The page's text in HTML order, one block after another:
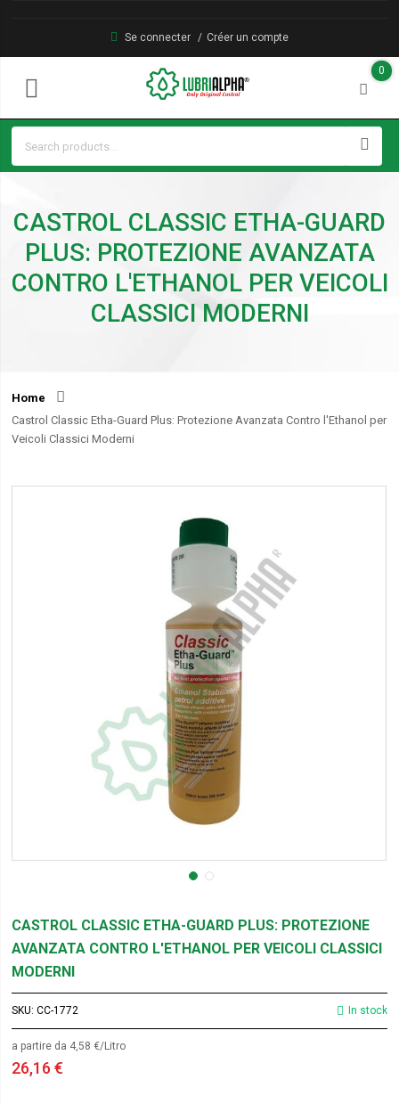
Se connecter Créer un compte
0
CASTROL CLASSIC ETHA-GUARD
PLUS: PROTEZIONE AVANZATA
CONTRO L'ETHANOL PER VEICOLI
CLASSICI MODERNI
Home
Castrol Classic Etha-Guard Plus: Protezione Avanzata Contro l'Ethanol per
Veicoli Classici Moderni
CASTROL CLASSIC ETHA-GUARD PLUS: PROTEZIONE
AVANZATA CONTRO L'ETHANOL PER VEICOLI CLASSICI
MODERNI
In stock
SKU CC-1772
a partire da 4,58 €/Litro
26,16 €